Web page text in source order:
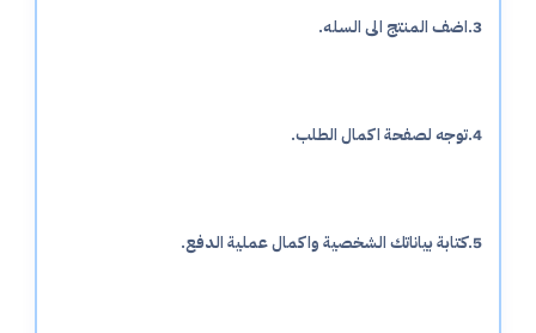
3.اضف المنتج الى السله.
4.توجه لصفحة اكمال الطلب.
5.كتابة بياناتك الشخصية واكمال عملية الدفع.